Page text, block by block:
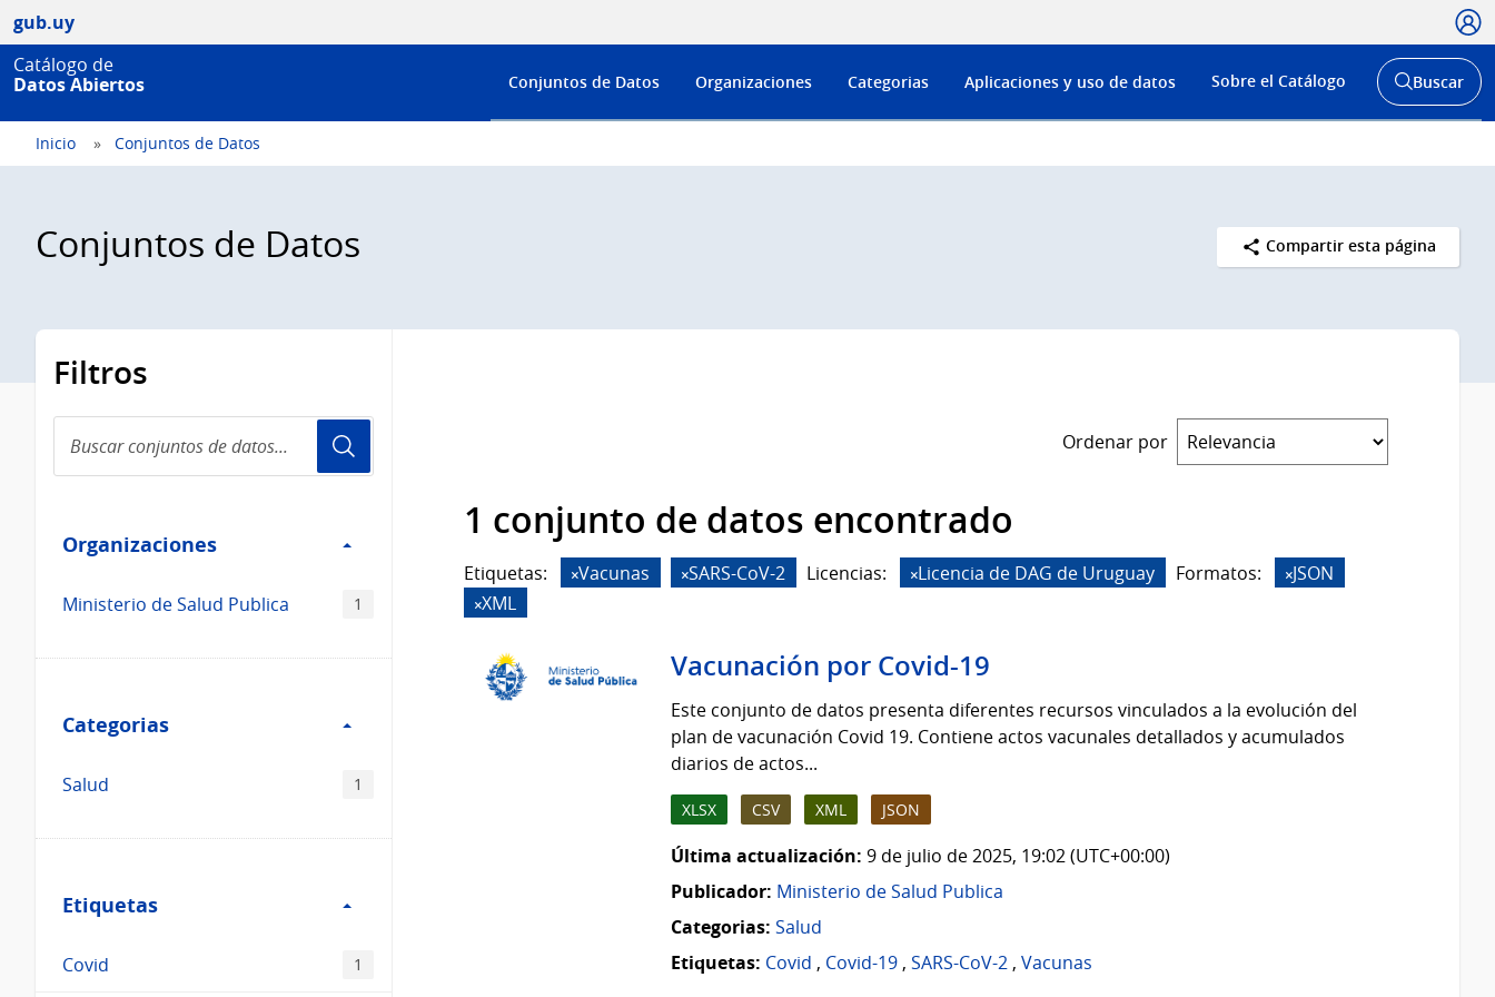
gub.uy
Catálogo de
Datos Abiertos
Menú
de
Conjuntos de Datos Organizaciones Categorias Aplicaciones y uso de datos Sobre el Catálogo
Abrir
buscador
Buscar
Inicio Conjuntos de Datos
Conjuntos de Datos Compartir esta página
Filtros
conjuntos
de
Organizaciones
Organizaciones
Ministerio de Salud Publica 1
Categorias
Categorias
Salud 1
Etiquetas
Etiquetas
Covid 1
Ordenar por
1 conjunto de datos encontrado
Etiquetas: Vacunas SARS-CoV-2 Licencias: Licencia de DAG de Uruguay Formatos:
JSON
XML
Vacunación por Covid-19
Este conjunto de datos presenta diferentes recursos vinculados a la evolución del
plan de vacunación Covid 19. Contiene actos vacunales detallados y acumulados
diarios de actos...
XLSX CSV XML JSON
Última actualización: 9 de julio de 2025, 19:02 (UTC+00:00)
Publicador: Ministerio de Salud Publica
Categorias: Salud
Etiquetas: Covid , Covid-19, SARS-CoV-2, Vacunas